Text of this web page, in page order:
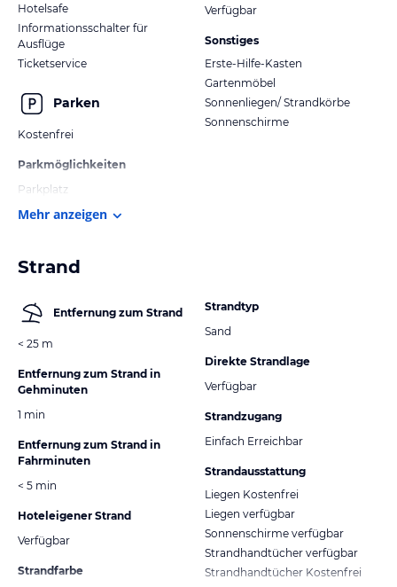
Hotelsafe
Informationsschalter für
Ausflüge
Ticketservice
Parken
Kostenfrei
Parkmöglichkeiten
Parkplatz
Verfügbar
Sonstiges
Erste-Hilfe-Kasten
Gartenmöbel
Sonnenliegen/ Strandkörbe
Sonnenschirme
Mehr anzeigen
Strand
Entfernung zum Strand
< 25 m
Entfernung zum Strand in
Gehminuten
1 min
Entfernung zum Strand in
Fahrminuten
< 5 min
Hoteleigener Strand
Verfügbar
Strandfarbe
Strandtyp
Sand
Direkte Strandlage
Verfügbar
Strandzugang
Einfach Erreichbar
Strandausstattung
Liegen Kostenfrei
Liegen verfügbar
Sonnenschirme verfügbar
Strandhandtücher verfügbar
Strandhandtücher Kostenfrei